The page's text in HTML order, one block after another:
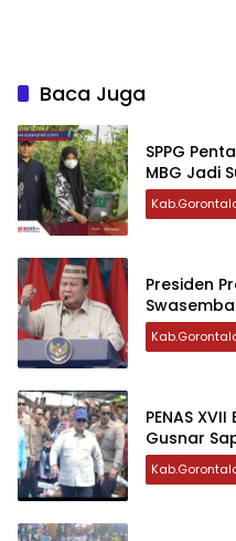
Baca Juga
‎SPPG
MBG Jadi
Presiden
PENAS
Gusnar